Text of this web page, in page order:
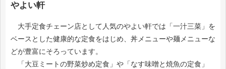
やよい軒
大手定食チェーン店として人気のやよい軒では「一汁三菜」を
ベースとした健康的な定食をはじめ、丼メニューや麺メニューな
どが豊富にそろっています。
「大豆ミートの野菜炒め定食」や「なす味噌と焼魚の定食」